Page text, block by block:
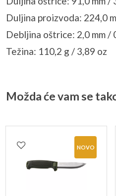
Duljina proizvoda: 224,0
Debljina oštrice: 2,0 mm /
Težina: 110,2 g / 3,89 oz
Možda će vam se
NOVO